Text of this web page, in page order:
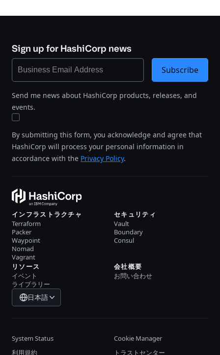
Sign up for HashiCorp news
Send me news about HashiCorp products, releases, and
events.
By submitting this form, you acknowledge and agree that
HashiCorp will process your personal information in
accordance with the Privacy Policy.
Subscribe
インフラストラクチャ
Terraform
Packer
Waypoint
Nomad
Vagrant
セキュリティ
Vault
Boundary
Consul
リソース
イベント
ライブラリー
会社概要
お問い合わせ
日本語
System Status
Cookie Manager
利用規約
トラストセンター